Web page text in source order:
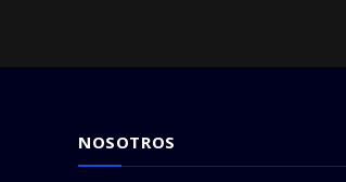
NOSOTROS